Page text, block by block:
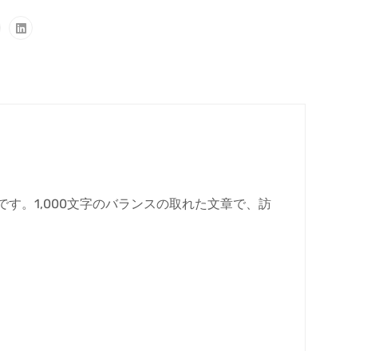
す。1,000文字のバランスの取れた文章で、訪